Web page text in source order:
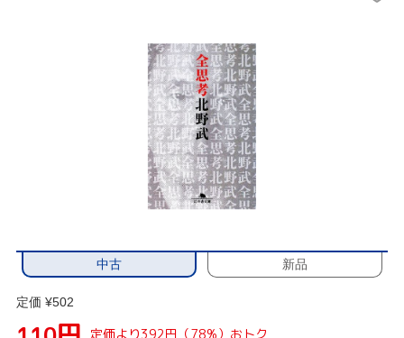
中古 新品
定価 ¥502
定価より392円（78%）おトク